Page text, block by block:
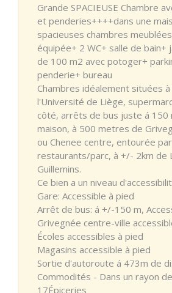
Grande SPACIEUSE Chambre
et penderies++++dans une
spacieuses chambres
équipée+ 2 WC+ salle de bain+
de 100 m2 avec potoger+
penderie+ bureau
Chambres idéalement situées
l'Université de Liège,
côté, arrêts de bus juste á 150
maison, à 500 metres de
ou Chenee centre, entourée
restaurants/parc, à +/- 2km de
Guillemins.
Ce bien a un niveau
Gare: Accessible à pied
Arrêt de bus: á +/-150 m,
Grivegnée centre-ville
Écoles accessibles à pied
Magasins accessible à pied
Sortie d'autoroute á 473m de
Commodités - Dans un rayon
17Épiceries